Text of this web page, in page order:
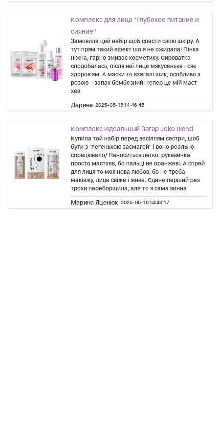
Комплекс для лица "Глубокое питание и
сияние"
Замовила цей набір щоб спасти свою шкіру. А
тут прям такий ефект шо я не ожидала! Пінка
ніжна, гарно змиває косметику. Сироватка
сподобалась, після неї лице мякусеньке і сяє
здоров'ям. А маски то взагалі шик, особливо з
розою – запах бомбезний! Тепер це мій маст
хев.
Дарина 2025-05-15 14:46:45
Комплекс Идеальный Загар Joko Blend
Купила той набір перед весіллям сестри, шоб
бути з "легенькою засмагой" і воно реально
спрацювало/ Наноситься легко, рукавичка
просто мастхев, бо пальці не оранжеві. А спрей
для лиця то моя нова любов, бо не треба
макіяжу, лице свіже і живе. Єдине перший раз
трохи переборщила, але то я сама винна
Марина Яценюк 2025-05-15 14:43:17